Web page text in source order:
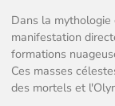
Dans la
manifestation
formations
Ces masses
des mortels et